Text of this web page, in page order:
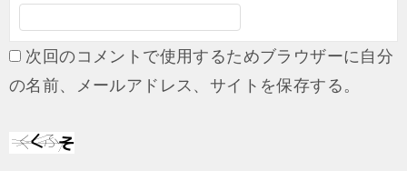
次回のコメントで使用するためブラウザーに自分
の名前、メールアドレス、サイトを保存する。